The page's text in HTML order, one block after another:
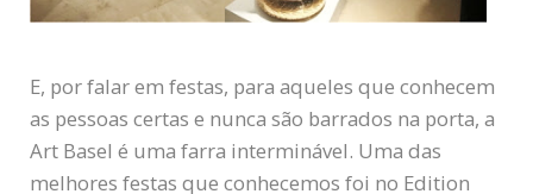
E, por falar em festas, para aqueles que conhecem
as pessoas certas e nunca são barrados na porta, a
Art Basel é uma farra interminável. Uma das
melhores festas que conhecemos foi no Edition